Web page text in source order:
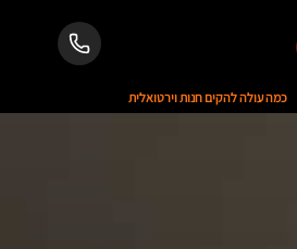
כמה עולה להקים חנות וירטואלית